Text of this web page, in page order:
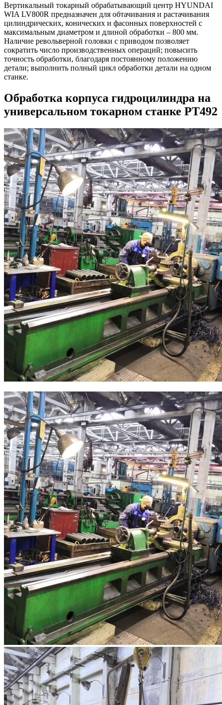
Вертикальный токарный обрабатывающий центр HYUNDAI
WIA LV800R предназначен для обтачивания и растачивания
цилиндрических, конических и фасонных поверхностей с
максимальным диаметром и длиной обработки – 800 мм.
Наличие револьверной головки с приводом позволяет
сократить число производственных операций; повысить
точность обработки, благодаря постоянному положению
детали; выполнить полный цикл обработки детали на одном
станке.
Обработка корпуса гидроцилиндра на
универсальном токарном станке РТ492